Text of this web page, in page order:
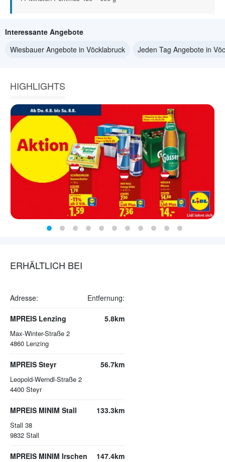
Interessante Angebote
Wiesbauer Angebote in Vöcklabruck
Jeden Tag Angebote in
HIGHLIGHTS
ERHÄLTLICH BEI
Adresse: Entfernung:
MPREIS Lenzing
Max-Winter-Straße 2
4860 Lenzing
5.8km
MPREIS Steyr
Leopold-Werndl-Straße 2
4400 Steyr
56.7km
MPREIS MINIM Stall
Stall 38
9832 Stall
133.3km
MPREIS MINIM Irschen 147.4km